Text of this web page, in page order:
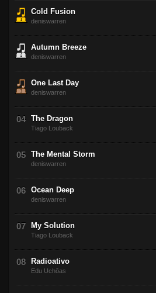
Cold Fusion
deniswarren
Autumn Breeze
deniswarren
One Last Day
deniswarren
The Dragon
Tiago Louback
The Mental Storm
deniswarren
Ocean Deep
deniswarren
My Solution
Tiago Louback
Radioativo
Edu Uchôas